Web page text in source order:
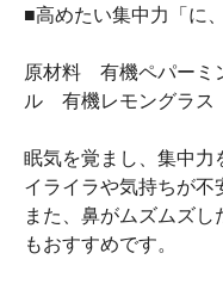
■高めたい集中力「に
原材料 有機ペパー
ル 有機レモングラス
眠気を覚まし、集中力
イライラや気持ちが不
また、鼻がムズムズ
もおすすめです。